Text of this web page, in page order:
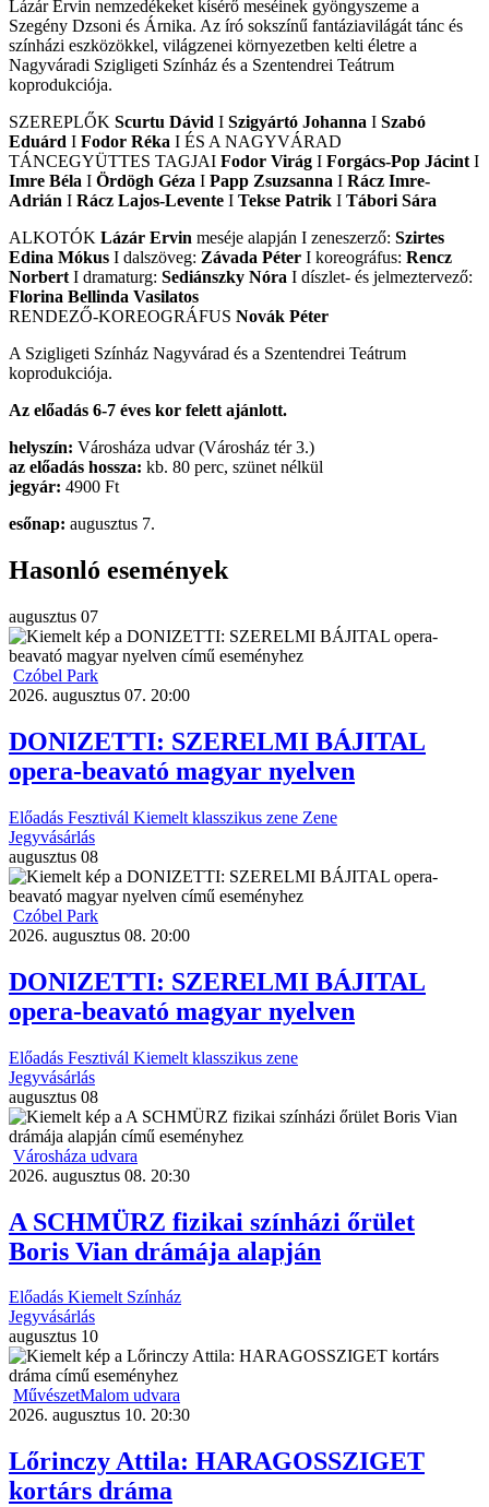
Lázár Ervin nemzedékeket kísérő meséinek gyöngyszeme a
Szegény Dzsoni és Árnika. Az író sokszínű fantáziavilágát tánc és
színházi eszközökkel, világzenei környezetben kelti életre a
Nagyváradi Szigligeti Színház és a Szentendrei Teátrum
koprodukciója.
SZEREPLŐK Scurtu Dávid I Szigyártó Johanna I Szabó
Eduárd I Fodor Réka I ÉS A NAGYVÁRAD
TÁNCEGYÜTTES TAGJAI Fodor Virág I Forgács-Pop Jácint I
Imre Béla I Ördögh Géza I Papp Zsuzsanna I Rácz Imre-
Adrián I Rácz Lajos-Levente I Tekse Patrik I Tábori Sára
ALKOTÓK Lázár Ervin meséje alapján I zeneszerző: Szirtes
Edina Mókus I dalszöveg: Závada Péter I koreográfus: Rencz
Norbert I dramaturg: Sediánszky Nóra I díszlet- és jelmeztervező:
Florina Bellinda Vasilatos
RENDEZŐ-KOREOGRÁFUS Novák Péter
A Szigligeti Színház Nagyvárad és a Szentendrei Teátrum
koprodukciója.
Az előadás 6-7 éves kor felett ajánlott.
helyszín: Városháza udvar (Városház tér 3.)
az előadás hossza: kb. 80 perc, szünet nélkül
jegyár: 4900 Ft
esőnap: augusztus 7.
Hasonló események
augusztus 07
Czóbel Park
2026. augusztus 07. 20:00
DONIZETTI: SZERELMI BÁJITAL
opera-beavató magyar nyelven
Előadás Fesztivál Kiemelt klasszikus zene Zene
Jegyvásárlás
augusztus 08
Czóbel Park
2026. augusztus 08. 20:00
DONIZETTI: SZERELMI BÁJITAL
opera-beavató magyar nyelven
Előadás Fesztivál Kiemelt klasszikus zene
Jegyvásárlás
augusztus 08
Városháza udvara
2026. augusztus 08. 20:30
A SCHMÜRZ fizikai színházi őrület
Boris Vian drámája alapján
Előadás Kiemelt Színház
Jegyvásárlás
augusztus 10
MűvészetMalom udvara
2026. augusztus 10. 20:30
Lőrinczy Attila: HARAGOSSZIGET
kortárs dráma